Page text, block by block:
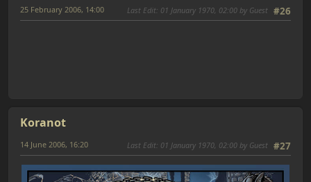
#26
25 February 2006, 14:00 Last Edit: 01 January 1970, 02:00 by Guest
Koranot
#27
14 June 2006, 16:20 Last Edit: 01 January 1970, 02:00 by Guest